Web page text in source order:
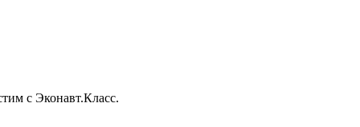
с Эконавт.Класс.